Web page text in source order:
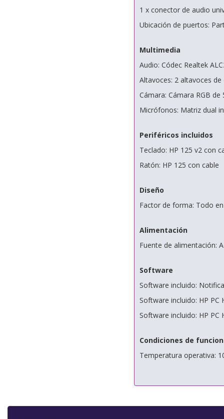
1 x conector de audio
Ubicación de puertos:
Multimedia
Audio: Códec Realtek
Altavoces: 2 altavoces
Cámara: Cámara RGB de
Micrófonos: Matriz dual
Periféricos incluidos
Teclado: HP 125 v2 con
Ratón: HP 125 con cable
Diseño
Factor de forma: Todo
Alimentación
Fuente de alimentación:
Software
Software incluido:
Software incluido: HP PC
Software incluido: HP PC
Condiciones de
Temperatura operativa: